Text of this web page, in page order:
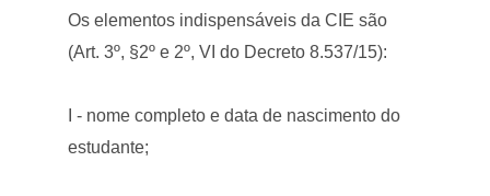
Os elementos indispensáveis da CIE são
(Art. 3º, §2º e 2º, VI do Decreto 8.537/15):
I - nome completo e data de nascimento do
estudante;